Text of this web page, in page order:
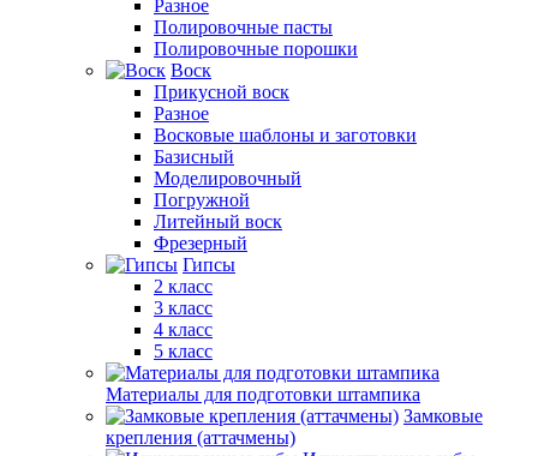
Разное
Полировочные пасты
Полировочные порошки
Воск
Прикусной воск
Разное
Восковые шаблоны и заготовки
Базисный
Моделировочный
Погружной
Литейный воск
Фрезерный
Гипсы
2 класс
3 класс
4 класс
5 класс
Материалы для подготовки штампика
Замковые
крепления (аттачмены)